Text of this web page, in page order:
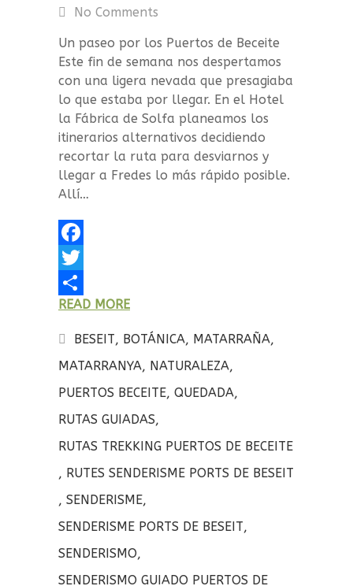
No Comments
Un paseo por los Puertos de Beceite
Este fin de semana nos despertamos
con una ligera nevada que presagiaba
lo que estaba por llegar. En el Hotel
la Fábrica de Solfa planeamos los
itinerarios alternativos decidiendo
recortar la ruta para desviarnos y
llegar a Fredes lo más rápido posible.
Allí…
F
a
c
e
b
T
w
i
t
C
o
m
i
r
READ MORE
BESEIT, BOTÁNICA, MATARRAÑA,
MATARRANYA, NATURALEZA,
PUERTOS BECEITE, QUEDADA,
RUTAS GUIADAS,
RUTAS TREKKING PUERTOS DE BECEITE
, RUTES SENDERISME PORTS DE BESEIT
, SENDERISME,
SENDERISME PORTS DE BESEIT,
SENDERISMO,
SENDERISMO GUIADO PUERTOS DE